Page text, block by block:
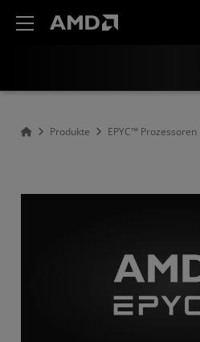
Produkte EPYC™ Prozessoren